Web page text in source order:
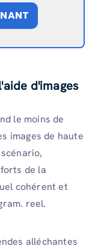
d'images
le moins de
images de haute
de la
cohérent et
reel.
alléchantes